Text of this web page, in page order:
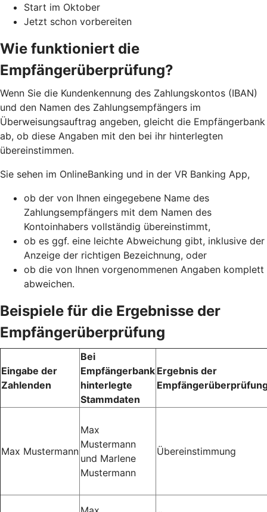
Start im Oktober
Jetzt schon vorbereiten
Wie funktioniert die
Empfängerüberprüfung?
Wenn Sie die Kundenkennung des Zahlungskontos (IBAN)
und den Namen des Zahlungsempfängers im
Überweisungsauftrag angeben, gleicht die Empfängerbank
ab, ob diese Angaben mit den bei ihr hinterlegten
übereinstimmen.
Sie sehen im OnlineBanking und in der VR Banking App,
ob der von Ihnen eingegebene Name des
Zahlungsempfängers mit dem Namen des
Kontoinhabers vollständig übereinstimmt,
ob es ggf. eine leichte Abweichung gibt, inklusive der
Anzeige der richtigen Bezeichnung, oder
ob die von Ihnen vorgenommenen Angaben komplett
abweichen.
Beispiele für die Ergebnisse der
Empfängerüberprüfung
Eingabe der
Zahlenden
Bei
Empfängerbank
hinterlegte
Stammdaten
Ergebnis der
Max Mustermann
Max
Mustermann
und Marlene
Mustermann
Übereinstimmung